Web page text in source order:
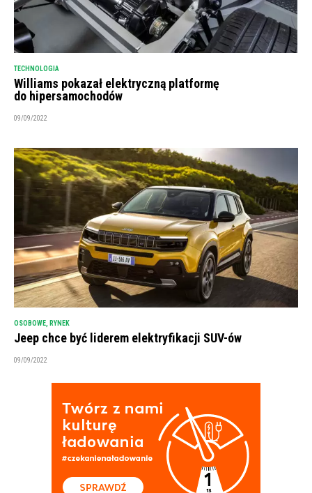
TECHNOLOGIA
Williams pokazał elektryczną platformę
do hipersamochodów
09/09/2022
OSOBOWE RYNEK
Jeep chce być liderem elektryfikacji SUV-ów
09/09/2022